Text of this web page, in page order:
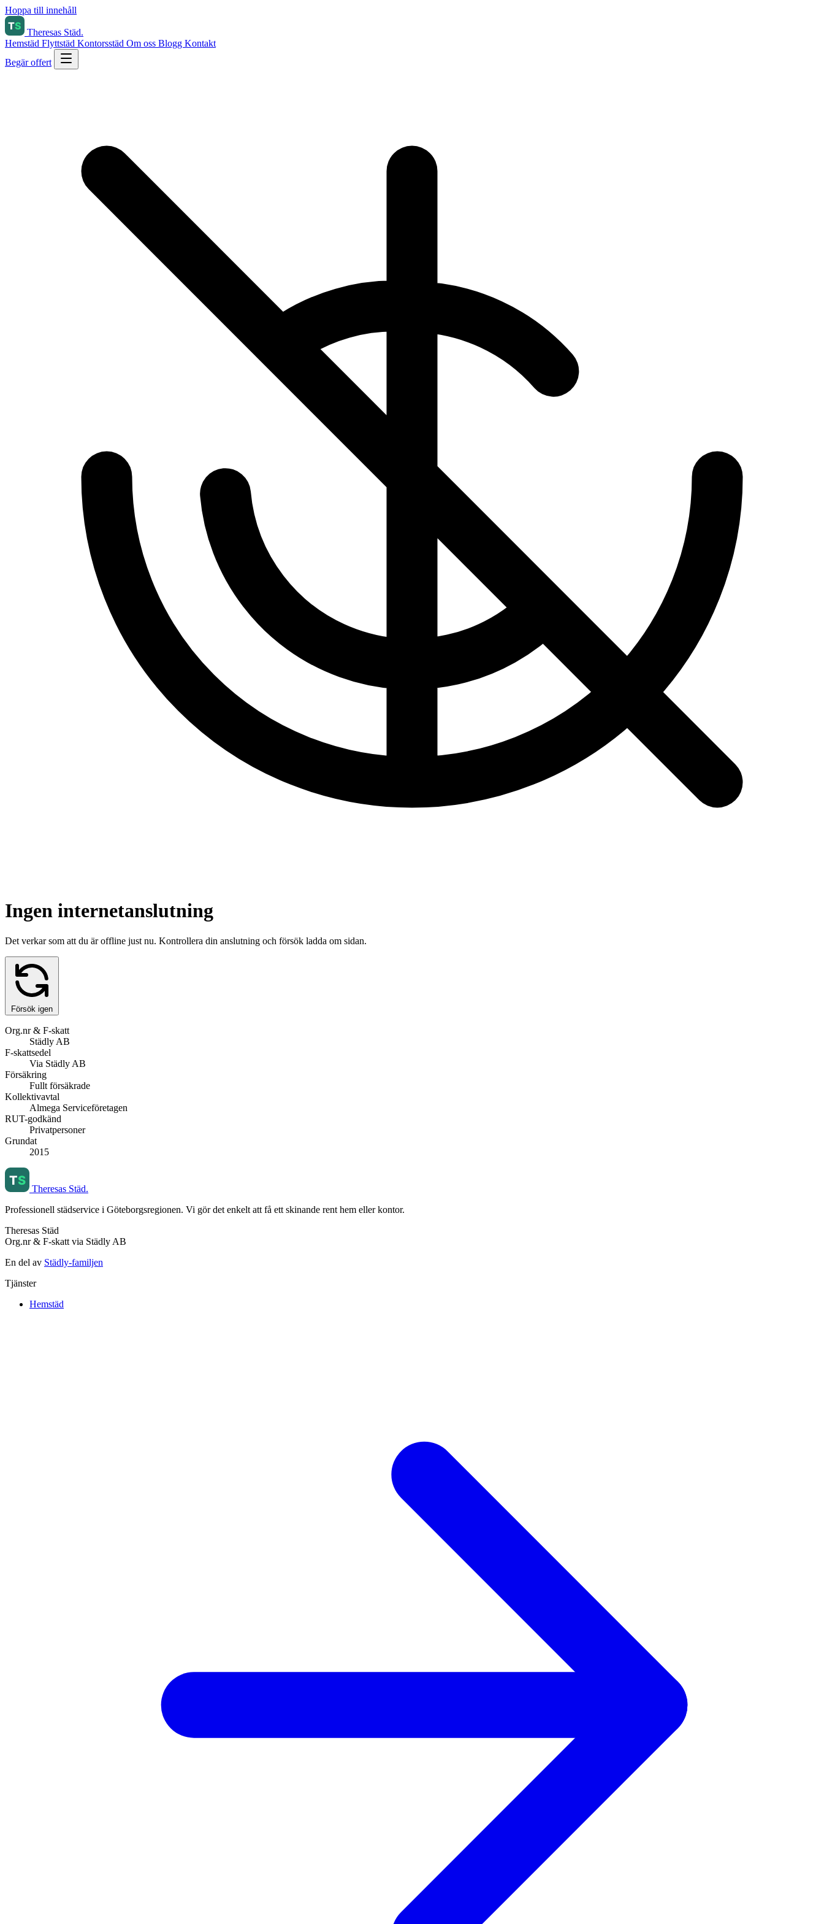
Hoppa till innehåll
Theresas Städ.
Hemstäd Flyttstäd Kontorsstäd Om oss Blogg Kontakt
Begär offert
Ingen internetanslutning
Det verkar som att du är offline just nu. Kontrollera din anslutning och försök ladda om sidan.
Försök igen
Org.nr & F-skatt
Städly AB
F-skattsedel
Via Städly AB
Försäkring
Fullt försäkrade
Kollektivavtal
Almega Serviceföretagen
RUT-godkänd
Privatpersoner
Grundat
2015
Theresas Städ.
Professionell städservice i Göteborgsregionen. Vi gör det enkelt att få ett skinande rent hem eller kontor.
Theresas Städ
Org.nr & F-skatt via Städly AB
En del av Städly-familjen
Tjänster
Hemstäd